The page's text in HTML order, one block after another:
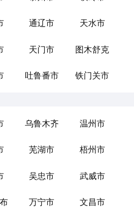
通辽市 天水市
天门市 图木舒克
吐鲁番市 铁门关市
乌鲁木齐 温州市
芜湖市 梧州市
吴忠市 武威市
万宁市 文昌市